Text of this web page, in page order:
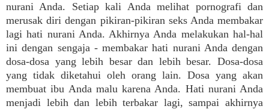
nurani Anda. Setiap kali Anda melihat pornografi dan
merusak diri dengan pikiran-pikiran seks Anda membakar
lagi hati nurani Anda. Akhirnya Anda melakukan hal-hal
ini dengan sengaja - membakar hati nurani Anda dengan
dosa-dosa yang lebih besar dan lebih besar. Dosa-dosa
yang tidak diketahui oleh orang lain. Dosa yang akan
membuat ibu Anda malu karena Anda. Hati nurani Anda
menjadi lebih dan lebih terbakar lagi, sampai akhirnya